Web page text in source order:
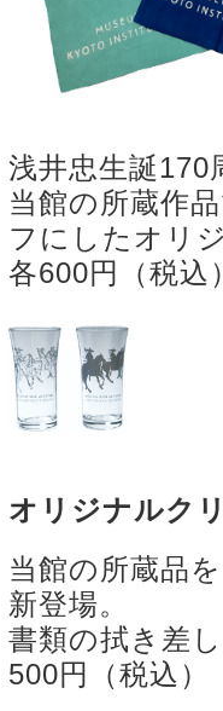
浅井忠生誕170
当館の所蔵作
フにしたオリ
各600円（税込
オリジナルク
当館の所蔵品
新登場。
書類の拭き差
500円（税込）